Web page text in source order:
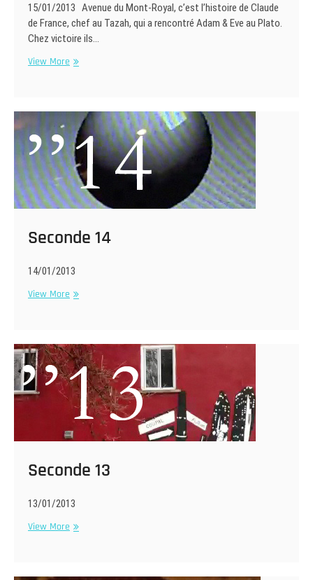
15/01/2013 Avenue du Mont-Royal, c’est l’histoire de Claude
de France, chef au Tazah, qui a rencontré Adam & Eve au Plato.
Chez victoire ils…
View MoreSeconde
Seconde 14
14/01/2013
View MoreSeconde
Seconde 13
13/01/2013
View MoreSeconde